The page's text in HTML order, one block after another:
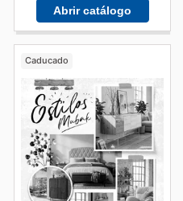
Abrir catálogo
Caducado